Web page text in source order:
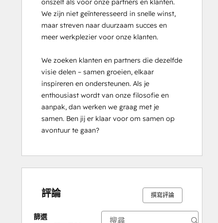
onszelf als voor onze partners en klanten.
We zijn niet geïnteresseerd in snelle winst,
maar streven naar duurzaam succes en
meer werkplezier voor onze klanten.
We zoeken klanten en partners die dezelfde
visie delen – samen groeien, elkaar
inspireren en ondersteunen. Als je
enthousiast wordt van onze filosofie en
aanpak, dan werken we graag met je
samen. Ben jij er klaar voor om samen op
avontuur te gaan?
評論 撰寫評論
篩選